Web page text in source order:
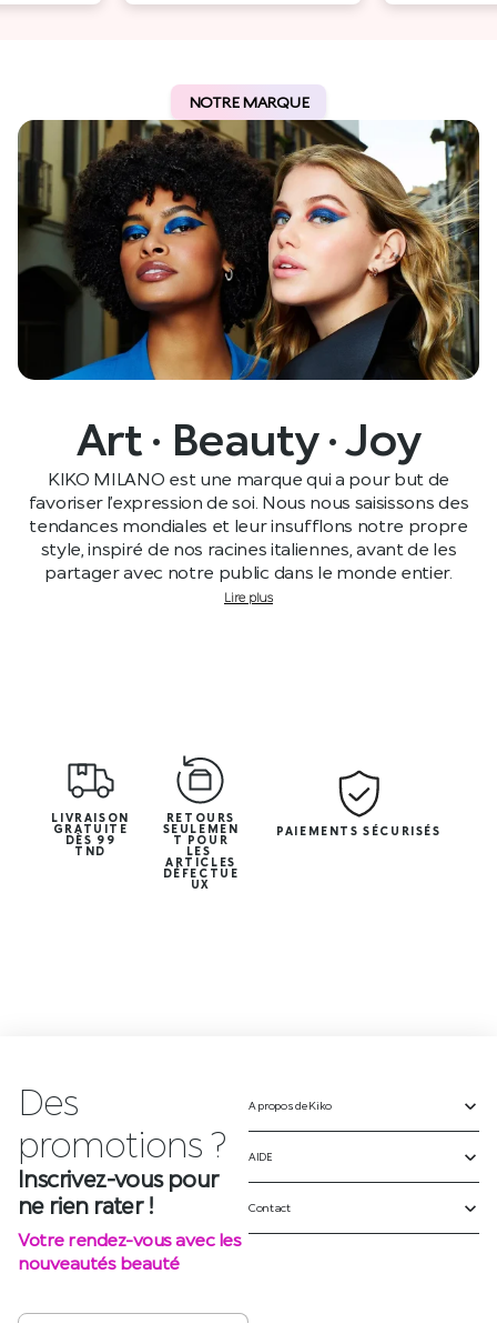
NOTRE MARQUE
Art · Beauty · Joy
KIKO MILANO est une marque qui a pour but de
favoriser l’expression de soi. Nous nous saisissons des
tendances mondiales et leur insufflons notre propre
style, inspiré de nos racines italiennes, avant de les
partager avec notre public dans le monde entier.
Lire plus
LIVRAISON
GRATUITE
DÈS 99
TND
RETOURS
SEULEMEN
T POUR
LES
ARTICLES
DÉFECTUE
UX
PAIEMENTS SÉCURISÉS
Des
promotions ?
Inscrivez-vous pour
ne rien rater !
Votre rendez-vous avec les
nouveautés beauté
A propos de Kiko
AIDE
Contact